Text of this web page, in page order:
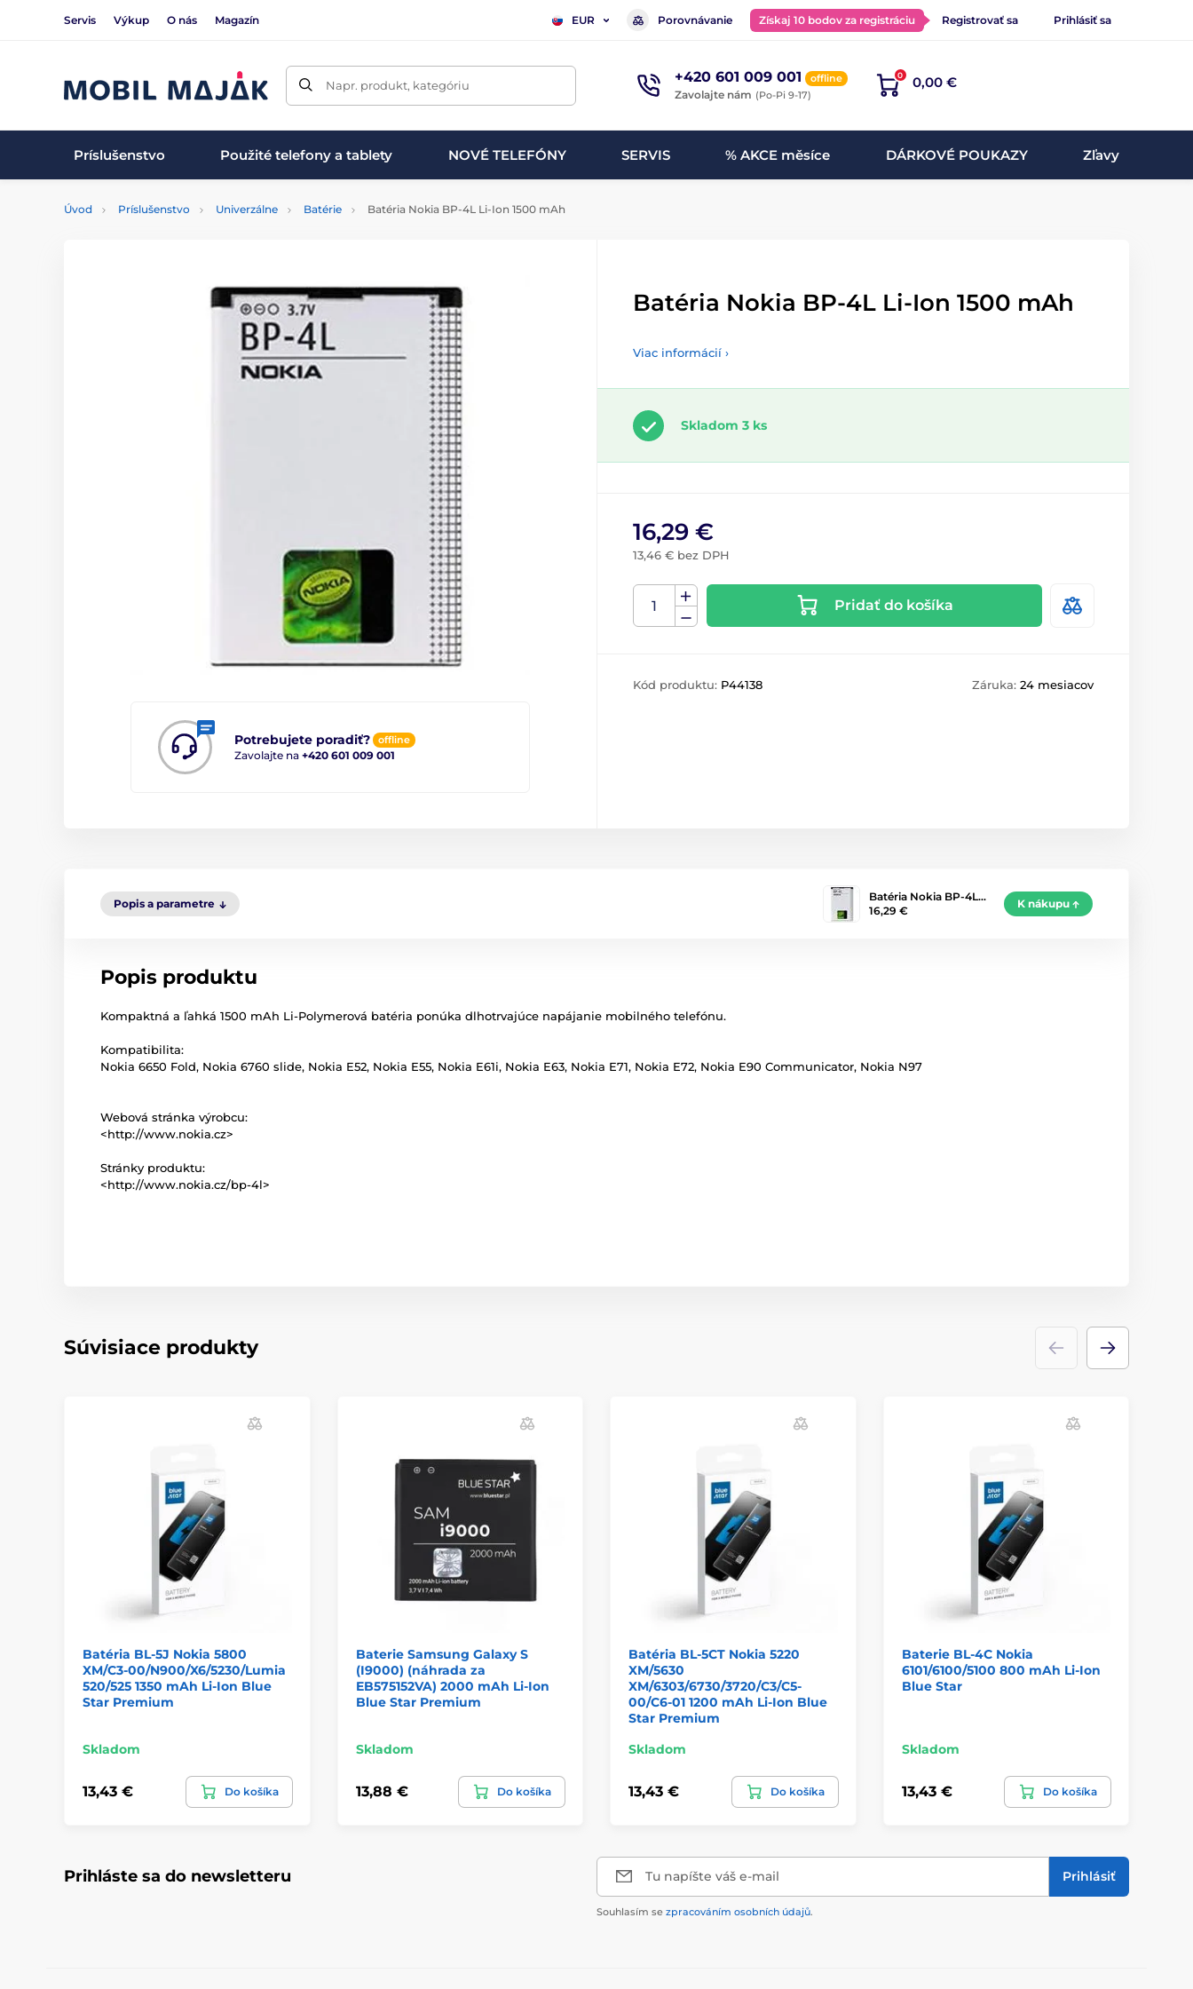
Servis Výkup O nás Magazín EUR Porovnávanie Získaj 10 bodov za registráciu Registrovať sa Prihlásiť sa
Napr. produkt, kategóriu +420 601 009 001 offline
Zavolajte nám (Po-Pi 9-17)
0 0,00 €
Príslušenstvo Použité telefony a tablety NOVÉ TELEFÓNY SERVIS % AKCE měsíce DÁRKOVÉ POUKAZY Zľavy
Úvod Príslušenstvo Univerzálne Batérie Batéria Nokia BP-4L Li-Ion 1500 mAh
Potrebujete poradiť? offline
Zavolajte na +420 601 009 001
Batéria Nokia BP-4L Li-Ion 1500 mAh
Viac informácií ›
Skladom 3 ks
16,29 €
13,46 € bez DPH
Pridať do košíka
Kód produktu: P44138 Záruka: 24 mesiacov
Popis a parametre
Batéria Nokia BP-4L…
16,29 €
K nákupu
Popis produktu
Kompaktná a ľahká 1500 mAh Li-Polymerová batéria ponúka dlhotrvajúce napájanie mobilného telefónu.
Kompatibilita:
Nokia 6650 Fold, Nokia 6760 slide, Nokia E52, Nokia E55, Nokia E61i, Nokia E63, Nokia E71, Nokia E72, Nokia E90 Communicator, Nokia N97
Webová stránka výrobcu:
<http://www.nokia.cz>
Stránky produktu:
<http://www.nokia.cz/bp-4l>
Súvisiace produkty
Batéria BL-5J Nokia 5800
XM/C3-00/N900/X6/5230/Lumia
520/525 1350 mAh Li-Ion Blue
Star Premium
Skladom
13,43 € Do košíka
Baterie Samsung Galaxy S
(I9000) (náhrada za
EB575152VA) 2000 mAh Li-Ion
Blue Star Premium
Skladom
13,88 € Do košíka
Batéria BL-5CT Nokia 5220
XM/5630
XM/6303/6730/3720/C3/C5-
00/C6-01 1200 mAh Li-Ion Blue
Star Premium
Skladom
13,43 € Do košíka
Baterie BL-4C Nokia
6101/6100/5100 800 mAh Li-Ion
Blue Star
Skladom
13,43 € Do košíka
Prihláste sa do newsletteru Tu napíšte váš e-mail Prihlásiť
Souhlasím se zpracováním osobních údajů.